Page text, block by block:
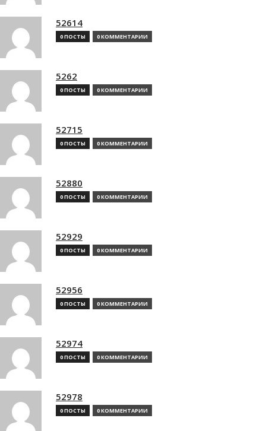
52614
0 ПОСТЫ 0 КОММЕНТАРИИ
5262
0 ПОСТЫ 0 КОММЕНТАРИИ
52715
0 ПОСТЫ 0 КОММЕНТАРИИ
52880
0 ПОСТЫ 0 КОММЕНТАРИИ
52929
0 ПОСТЫ 0 КОММЕНТАРИИ
52956
0 ПОСТЫ 0 КОММЕНТАРИИ
52974
0 ПОСТЫ 0 КОММЕНТАРИИ
52978
0 ПОСТЫ 0 КОММЕНТАРИИ